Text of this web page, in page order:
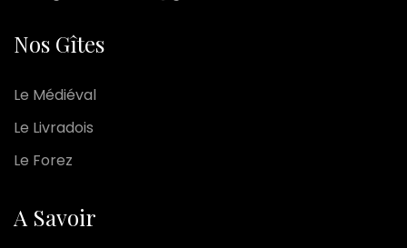
Nos Gîtes
Le Médiéval
Le Livradois
Le Forez
A Savoir